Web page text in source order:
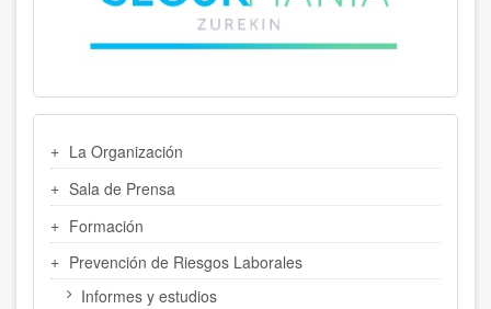
LATERAL
La Organización
Sala de Prensa
Formación
Prevención de Riesgos Laborales
Informes y estudios